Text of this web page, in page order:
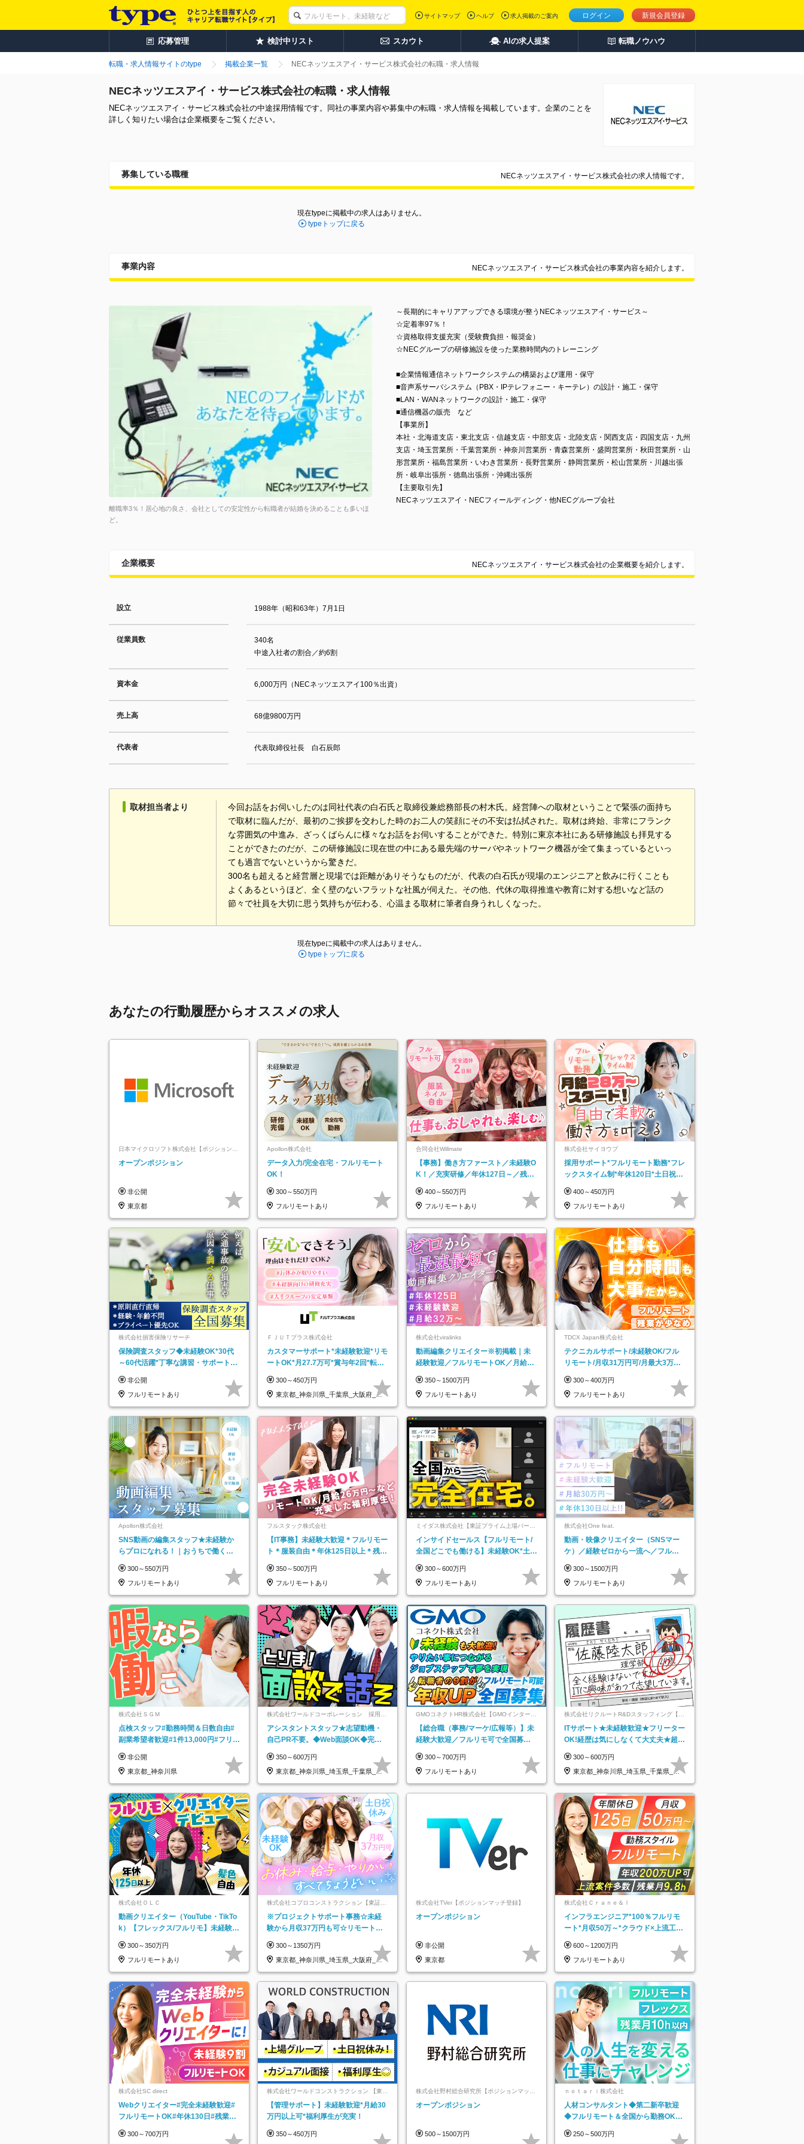
ログイン 新規会員登録
サイトマップ ヘルプ 求人掲載のご案内
応募管理 検討中リスト スカウト AIの求人提案 転職ノウハウ
転職・求人情報サイトのtype 掲載企業一覧 NECネッツエスアイ・サービス株式会社の転職・求人情報
NECネッツエスアイ・サービス株式会社の転職・求人情報
NECネッツエスアイ・サービス株式会社の中途採用情報です。同社の事業内容や募集中の転職・求人情報を掲載しています。企業のことを
詳しく知りたい場合は企業概要をご覧ください。
募集している職種 NECネッツエスアイ・サービス株式会社の求人情報です。
現在typeに掲載中の求人はありません。
typeトップに戻る
事業内容 NECネッツエスアイ・サービス株式会社の事業内容を紹介します。
離職率3％！居心地の良さ、会社としての安定性から転職者が結婚を決めることも多いほ
ど。
～長期的にキャリアアップできる環境が整うNECネッツエスアイ・サービス～
☆定着率97％！
☆資格取得支援充実（受験費負担・報奨金）
☆NECグループの研修施設を使った業務時間内のトレーニング
■企業情報通信ネットワークシステムの構築および運用・保守
■音声系サーバシステム（PBX・IPテレフォニー・キーテレ）の設計・施工・保守
■LAN・WANネットワークの設計・施工・保守
■通信機器の販売 など
【事業所】
本社・北海道支店・東北支店・信越支店・中部支店・北陸支店・関西支店・四国支店・九州
支店・埼玉営業所・千葉営業所・神奈川営業所・青森営業所・盛岡営業所・秋田営業所・山
形営業所・福島営業所・いわき営業所・長野営業所・静岡営業所・松山営業所・川越出張
所・岐阜出張所・徳島出張所・沖縄出張所
【主要取引先】
NECネッツエスアイ・NECフィールディング・他NECグループ会社
企業概要 NECネッツエスアイ・サービス株式会社の企業概要を紹介します。
設立 1988年（昭和63年）7月1日
従業員数
340名
中途入社者の割合／約6割
資本金 6,000万円（NECネッツエスアイ100％出資）
売上高 68億9800万円
代表者 代表取締役社長 白石辰郎
取材担当者より
今回お話をお伺いしたのは同社代表の白石氏と取締役兼総務部長の村木氏。経営陣への取材ということで緊張の面持ち
で取材に臨んだが、最初のご挨拶を交わした時のお二人の笑顔にその不安は払拭された。取材は終始、非常にフランク
な雰囲気の中進み、ざっくばらんに様々なお話をお伺いすることができた。特別に東京本社にある研修施設も拝見する
ことができたのだが、この研修施設に現在世の中にある最先端のサーバやネットワーク機器が全て集まっているといっ
ても過言でないというから驚きだ。
300名も超えると経営層と現場では距離がありそうなものだが、代表の白石氏が現場のエンジニアと飲みに行くことも
よくあるというほど、全く壁のないフラットな社風が伺えた。その他、代休の取得推進や教育に対する想いなど話の
節々で社員を大切に思う気持ちが伝わる、心温まる取材に筆者自身うれしくなった。
現在typeに掲載中の求人はありません。
typeトップに戻る
あなたの行動履歴からオススメの求人
日本マイクロソフト株式会社【ポジションマ
ッチ登録】
オープンポジション
非公開
東京都
Apollon株式会社
データ入力/完全在宅・フルリモート
OK！
300～550万円
フルリモートあり
合同会社Willmate
【事務】働き方ファースト／未経験O
K！／充実研修／年休127日～／残業
400～550万円
フルリモートあり
株式会社サイヨウブ
採用サポート*フルリモート勤務*フレ
ックスタイム制*年休120日*土日祝休
400～450万円
フルリモートあり
株式会社損害保険リサーチ
保険調査スタッフ◆未経験OK*30代
～60代活躍*丁寧な講習・サポートあ
託
非公開
フルリモートあり
ＦＪＵＴプラス株式会社
カスタマーサポート*未経験歓迎*リモ
ートOK*月27.7万可*賞与年2回*転勤
300～450万円
東京都_神奈川県_千葉県_大阪府_愛
知県…
株式会社viralinks
動画編集クリエイター※初掲載｜未
経験歓迎／フルリモートOK／月給32
350～1500万円
フルリモートあり
TDCX Japan株式会社
テクニカルサポート/未経験OK/フル
リモート/月収31万円可/月最大3万の
300～400万円
フルリモートあり
Apollon株式会社
SNS動画の編集スタッフ★未経験か
らプロになれる！｜おうちで働くフ
300～550万円
フルリモートあり
フルスタック株式会社
【IT事務】未経験大歓迎＊フルリモー
ト＊服装自由＊年休125日以上＊残業
350～500万円
フルリモートあり
ミイダス株式会社【東証プライム上場パーソ
インサイドセールス【フルリモート/
全国どこでも働ける】未経験OK*土日
300～600万円
フルリモートあり
株式会社One feat.
動画・映像クリエイター（SNSマー
ケ）／経験ゼロから一流へ／フルリ
日以上
300～1500万円
フルリモートあり
株式会社ＳＧＭ
点検スタッフ#勤務時間＆日数自由#
副業希望者歓迎#1件13,000円#フリー
非公開
東京都_神奈川県
株式会社ワールドコーポレーション 採用事
アシスタントスタッフ★志望動機・
自己PR不要。◆Web面談OK◆完全
350～600万円
東京都_神奈川県_埼玉県_千葉県_大
阪府…
GMOコネクトHR株式会社【GMOインターネ
ットグループ】
【総合職（事務/マーケ/広報等）】未
経験大歓迎／フルリモ可で全国募
★
300～700万円
フルリモートあり
株式会社リクルートR&Dスタッフィング【リ
クルートグループ】
ITサポート★未経験歓迎★フリーター
OK!経歴は気にしなくて大丈夫★超大
300～600万円
東京都_神奈川県_埼玉県_千葉県_大
阪府…
株式会社ＯＬＣ
動画クリエイター（YouTube・TikTo
k）【フレックス/フルリモ】未経験O
300～350万円
フルリモートあり
株式会社コプロコンストラクション【東証プ
ライム上場コプロ・ホールディングス子会
社】
※プロジェクトサポート事務☆未経
験から月収37万円も可☆リモート研
b
300～1350万円
東京都_神奈川県_埼玉県_大阪府_愛
知県…
株式会社TVer【ポジションマッチ登録】
オープンポジション
非公開
東京都
株式会社Ｃｒａｎｅ＆Ｉ
インフラエンジニア*100％フルリモ
ート*月収50万～*クラウド×上流工程
600～1200万円
フルリモートあり
株式会社SC direct
Webクリエイター#完全未経験歓迎#
フルリモートOK#年休130日#残業月
300～700万円
株式会社ワールドコンストラクション 【東証
一部】 (ワールドホールディングス・グルー
プ)【管理サポート】未経験歓迎*月給30
万円以上可*福利厚生が充実！
350～450万円
株式会社野村総合研究所【ポジションマッチ
オープンポジション
500～1500万円
ｎｏｔａｒｉ株式会社
人材コンサルタント◆第二新卒歓迎
◆フルリモート＆全国から勤務OK◆
250～500万円